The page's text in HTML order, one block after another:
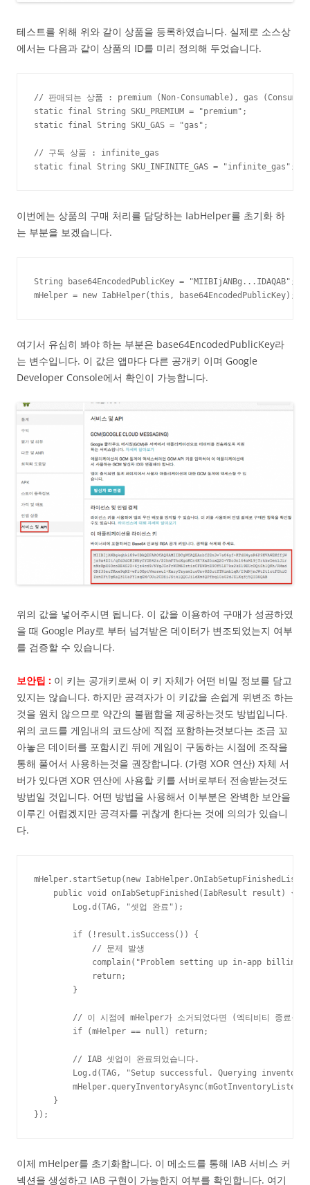
테스트를 위해 위와 같이 상품을 등록하였습니다. 실제로 소스상
에서는 다음과 같이 상품의 ID를 미리 정의해 두었습니다.
// 판매되는 상품 : premium (Non-Consumable), gas
static final String SKU_PREMIUM = "premium";
static final String SKU_GAS = "gas";
// 구독 상품 : infinite_gas
static final String SKU_INFINITE_GAS = "infinite_gas";
이번에는 상품의 구매 처리를 담당하는 IabHelper를 초기화 하
는 부분을 보겠습니다.
String base64EncodedPublicKey = "MIIBIjANBg...IDAQAB";
mHelper = new IabHelper(this, base64EncodedPublicKey);
여기서 유심히 봐야 하는 부분은 base64EncodedPublicKey라
는 변수입니다. 이 값은 앱마다 다른 공개키 이며 Google
Developer Console에서 확인이 가능합니다.
위의 값을 넣어주시면 됩니다. 이 값을 이용하여 구매가 성공하였
을 때 Google Play로 부터 넘겨받은 데이터가 변조되었는지 여부
를 검증할 수 있습니다.
보안팁 : 이 키는 공개키로써 이 키 자체가 어떤 비밀 정보를 담고
있지는 않습니다. 하지만 공격자가 이 키값을 손쉽게 위변조 하는
것을 원치 않으므로 약간의 불폄함을 제공하는것도 방법입니다.
위의 코드를 게임내의 코드상에 직접 포함하는것보다는 조금 꼬
아놓은 데이터를 포함시킨 뒤에 게임이 구동하는 시점에 조작을
통해 풀어서 사용하는것을 권장합니다. (가령 XOR 연산) 자체 서
버가 있다면 XOR 연산에 사용할 키를 서버로부터 전송받는것도
방법일 것입니다. 어떤 방법을 사용해서 이부분은 완벽한 보안을
이루긴 어렵겠지만 공격자를 귀찮게 한다는 것에 의의가 있습니
다.
mHelper.startSetup(new
    public void onIabSetupFinished(IabResult result) {
        Log.d(TAG, "셋업 완료");
        if (!result.isSuccess()) {
            // 문제 발생
complain("Problem setting up in-app billing:
            return;
        }
// 이 시점에 mHelper가 소거되었다면 (엑티비티 종료등)
        if (mHelper == null) return;
        // IAB 셋업이 완료되었습니다.
Log.d(TAG, "Setup successful. Querying
    }
});
이제 mHelper를 초기화합니다. 이 메소드를 통해 IAB 서비스 커
넥션을 생성하고 IAB 구현이 가능한지 여부를 확인합니다. 여기